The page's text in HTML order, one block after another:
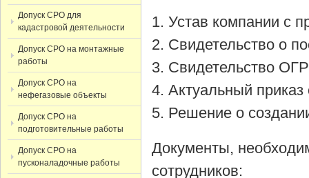
Устав компании с
Cвидетельство о
Cвидетельство
Актуальный приказ
Решение о
Документы,
сотрудников:
Допуск СРО для
кадастровой деятельности
Допуск СРО на монтажные
работы
Допуск СРО на
нефегазовые объекты
Допуск СРО на
подготовительные работы
Допуск СРО на
пусконаладочные работы